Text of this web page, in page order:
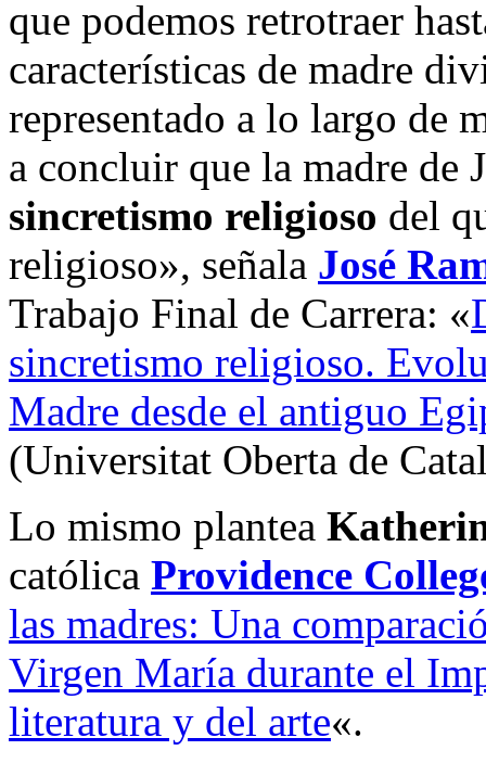
que podemos retrotraer
características de madre
representado a lo largo de
a concluir que la madre de
sincretismo religioso del
religioso», señala José
Trabajo Final de Carrera: «
sincretismo religioso.
Madre desde el antiguo
(Universitat Oberta de
Lo mismo plantea
católica Providence
las madres: Una
Virgen María durante el
literatura y del arte«.